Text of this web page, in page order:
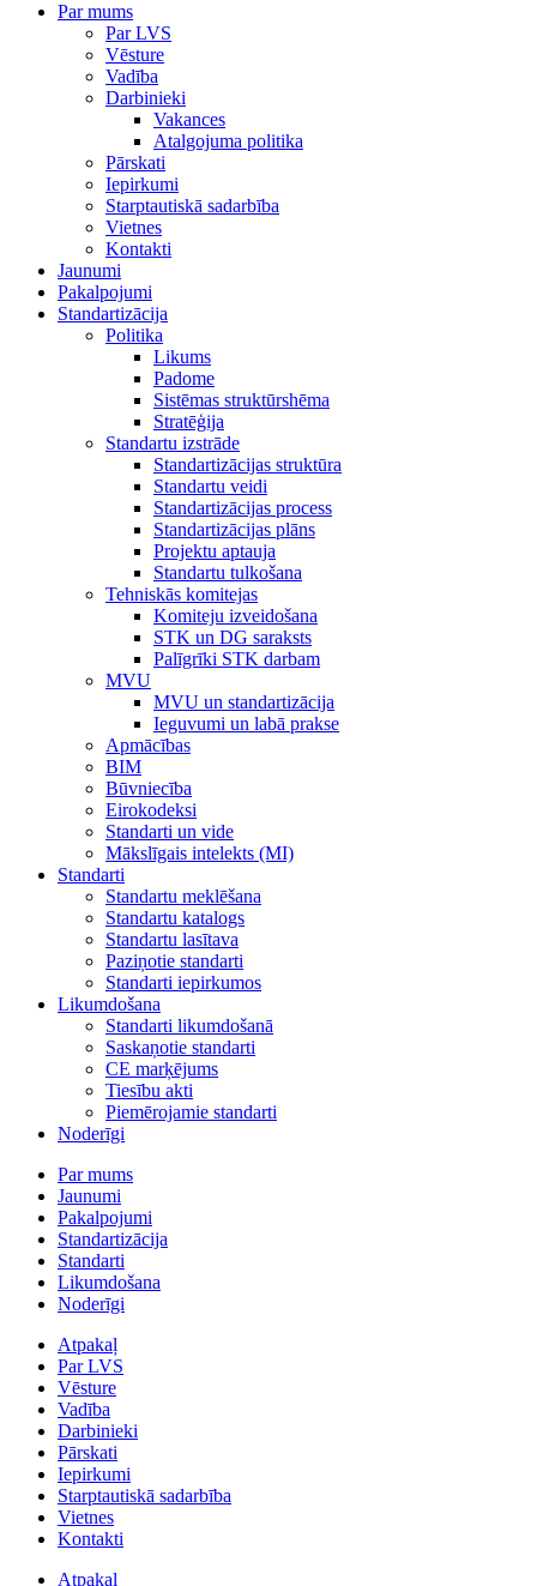
Par mums
Par LVS
Vēsture
Vadība
Darbinieki
Vakances
Atalgojuma politika
Pārskati
Iepirkumi
Starptautiskā sadarbība
Vietnes
Kontakti
Jaunumi
Pakalpojumi
Standartizācija
Politika
Likums
Padome
Sistēmas struktūrshēma
Stratēģija
Standartu izstrāde
Standartizācijas struktūra
Standartu veidi
Standartizācijas process
Standartizācijas plāns
Projektu aptauja
Standartu tulkošana
Tehniskās komitejas
Komiteju izveidošana
STK un DG saraksts
Palīgrīki STK darbam
MVU
MVU un standartizācija
Ieguvumi un labā prakse
Apmācības
BIM
Būvniecība
Eirokodeksi
Standarti un vide
Mākslīgais intelekts (MI)
Standarti
Standartu meklēšana
Standartu katalogs
Standartu lasītava
Paziņotie standarti
Standarti iepirkumos
Likumdošana
Standarti likumdošanā
Saskaņotie standarti
CE marķējums
Tiesību akti
Piemērojamie standarti
Noderīgi
Par mums
Jaunumi
Pakalpojumi
Standartizācija
Standarti
Likumdošana
Noderīgi
Atpakaļ
Par LVS
Vēsture
Vadība
Darbinieki
Pārskati
Iepirkumi
Starptautiskā sadarbība
Vietnes
Kontakti
Atpakaļ